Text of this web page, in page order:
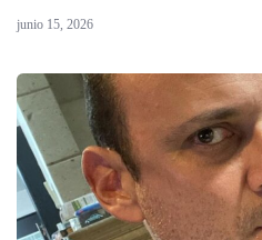
junio 15, 2026